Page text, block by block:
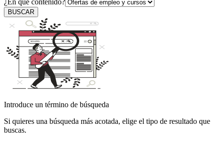
BUSCAR
Introduce un término de búsqueda
Si quieres una búsqueda más acotada, elige el tipo de resultado que
buscas.